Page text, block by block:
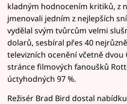
kladným hodnocením kritiků, z
jmenovali jedním z nejlepších
vydělal svým tvůrcům velmi
dolarů, sesbíral přes 40
televizních ocenění včetně
stránce filmových fanoušků
úctyhodných 97 %.
Režisér Brad Bird dostal